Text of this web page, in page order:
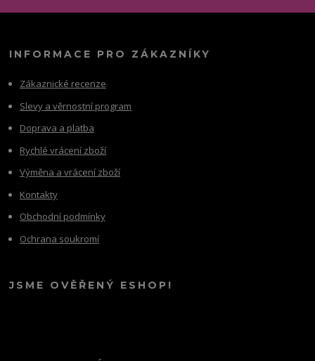
INFORMACE PRO ZÁKAZNÍKY
Zákaznické recenze
Slevy a věrnostní program
Doprava a platba
Rychlé vrácení zboží
Výměna a vrácení zboží
Kontakty
Obchodní podmínky
Ochrana soukromí
JSME OVĚŘENÝ ESHOP!